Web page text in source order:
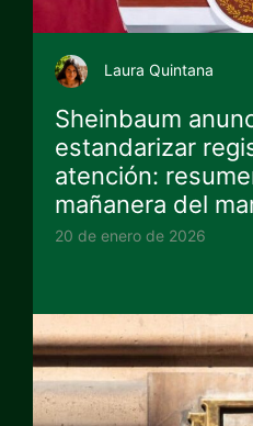
Laura Quintana
Sheinbaum
estandarizar
atención:
mañanera del
20 de enero de 2026